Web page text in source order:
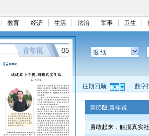
教育 经济 生活 法治 军事 卫生
报 纸
往期回顾 数字
第05版:青年说
勇敢起来，触摸真实